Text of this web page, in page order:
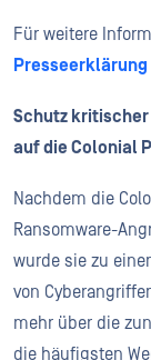
Für weitere
Presseerklärung
Schutz
auf die Colonial
Nachdem die
Ransomware-
wurde sie zu
von
mehr über die
die häufigsten